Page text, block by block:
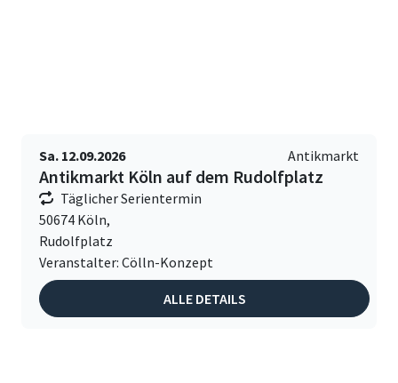
Sa. 12.09.2026 Antikmarkt
Antikmarkt Köln auf dem Rudolfplatz
Täglicher Serientermin
50674 Köln,
Rudolfplatz
Veranstalter: Cölln-Konzept
ALLE DETAILS